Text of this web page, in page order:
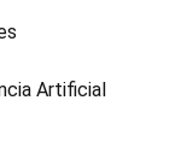
Artificial